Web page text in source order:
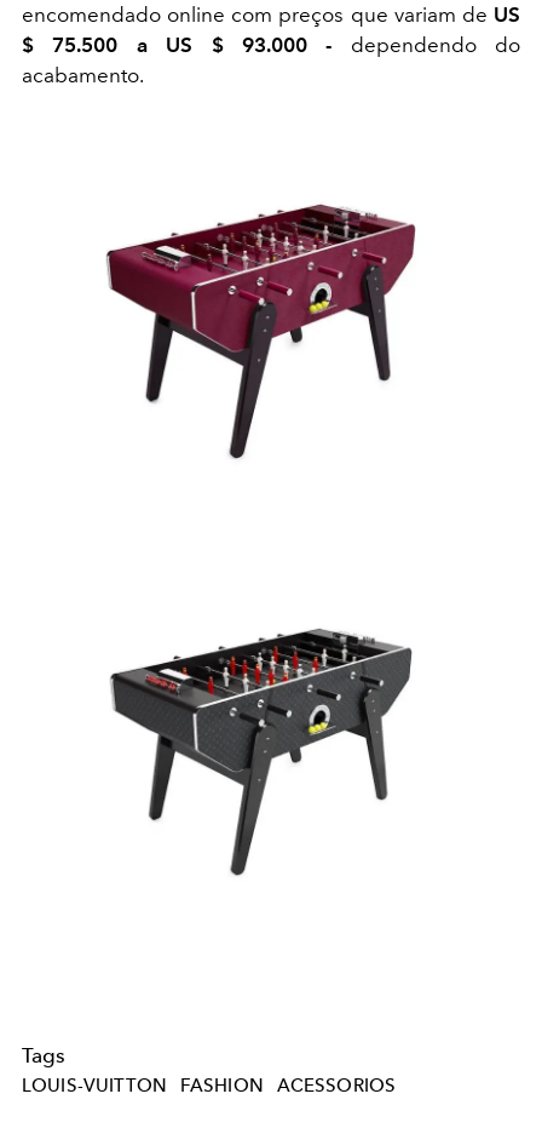
encomendado online com preços que variam de US
$ 75.500 a US $ 93.000 - dependendo do
acabamento.
Tags
LOUIS-VUITTON FASHION ACESSORIOS